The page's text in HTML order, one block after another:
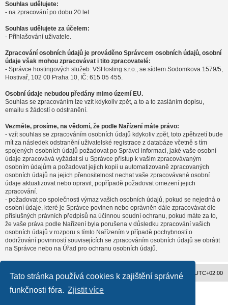
Tato stránka používá cookies k zajištění správné
funkčnosti fóra. Zjistit více
Souhlas udělujete:
- na zpracování po dobu 20 let
Souhlas udělujete za účelem:
- Přihlašování uživatele.
Zpracování osobních údajů je prováděno Správcem osobních údajů, osobní
údaje však mohou zpracovávat i tito zpracovatelé:
- Správce hostingových služeb: VSHosting s.r.o., se sídlem Sodomkova 1579/5,
Hostivař, 102 00 Praha 10, IČ: 615 05 455.
Osobní údaje nebudou předány mimo území EU.
Souhlas se zpracováním lze vzít kdykoliv zpět, a to a to zasláním dopisu,
emailu s žádostí o odstranění.
Vezměte, prosíme, na vědomí, že podle Nařízení máte právo:
- vzít souhlas se zpracováním osobních údajů kdykoliv zpět, toto zpětvzetí bude
mít za následek odstranění uživatelské registrace z databáze včetně s tím
spojených osobních údajů požadovat po Správci informaci, jaké vaše osobní
údaje zpracovává vyžádat si u Správce přístup k vašim zpracovávaným
osobním údajům a požadovat jejich kopii u automatizovaně zpracovaných
osobních údajů na jejich přenositelnost nechat vaše zpracovávané osobní
údaje aktualizovat nebo opravit, popřípadě požadovat omezení jejich
zpracování.
- požadovat po společnosti výmaz vašich osobních údajů, pokud se nejedná o
osobní údaje, které je Správce povinen nebo oprávněn dále zpracovávat dle
příslušných právních předpisů na účinnou soudní ochranu, pokud máte za to,
že vaše práva podle Nařízení byla porušena v důsledku zpracování vašich
osobních údajů v rozporu s tímto Nařízením v případě pochybností o
dodržování povinností souvisejících se zpracováním osobních údajů se obrátit
na Správce nebo na Úřad pro ochranu osobních údajů.
Obsah fóra Všechny časy jsou v UTC+02:00
Založeno naphpBB® Forum Software © phpBB Limited